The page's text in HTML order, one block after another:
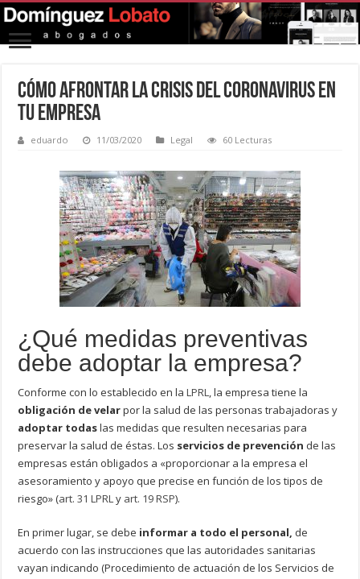
Cómo afrontar la crisis del coronavirus en
tu empresa
eduardo 11/03/2020 Legal 60 Lecturas
¿Qué medidas preventivas
debe adoptar la empresa?
Conforme con lo establecido en laLPRL, la empresa tiene la
obligación de velarpor la salud de las personas trabajadoras y
adoptar todaslas medidas que resulten necesarias para
preservar la salud de éstas. Los servicios de prevención de las
empresas están obligados a «proporcionar a la empresa el
asesoramiento y apoyo que precise en función de los tipos de
riesgo» (art. 31 LPRLy art. 19 RSP).
En primer lugar, se debe informar a todo el personal, de
acuerdo con las instrucciones que las autoridades sanitarias
vayan indicando (Procedimiento de actuación de los Servicios de